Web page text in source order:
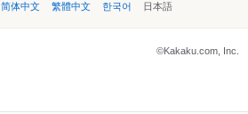
简体中文 繁體中文 한국어 日本語
©Kakaku.com, Inc.